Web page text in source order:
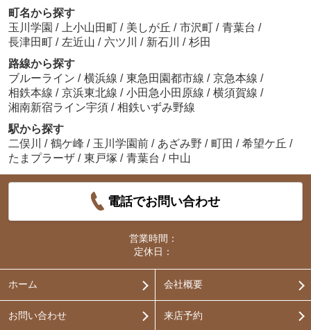
町名から探す
玉川学園 / 上小山田町 / 美しが丘 / 市沢町 / 青葉台 /
長津田町 / 左近山 / 六ツ川 / 新石川 / 杉田
路線から探す
ブルーライン / 横浜線 / 東急田園都市線 / 京急本線 /
相鉄本線 / 京浜東北線 / 小田急小田原線 / 横須賀線 /
湘南新宿ライン宇須 / 相鉄いずみ野線
駅から探す
二俣川
/ 鶴ケ峰 / 玉川学園前 / あざみ野 / 町田 / 希望ケ丘 /
たまプラーザ / 東戸塚 / 青葉台 / 中山
電話でお問い合わせ
営業時間：
定休日：
ホーム 会社概要
お問い合わせ 来店予約